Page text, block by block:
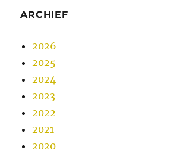
ARCHIEF
2026
2025
2024
2023
2022
2021
2020